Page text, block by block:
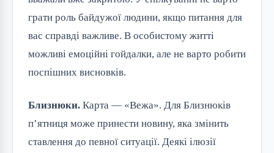
грати роль байдужої людини, якщо питання для
вас справді важливе. В особистому житті
можливі емоційні гойдалки, але не варто робити
поспішних висновків.
Близнюки. Карта — «Вежа». Для Близнюків
п’ятниця може принести новину, яка змінить
ставлення до певної ситуації. Деякі ілюзії